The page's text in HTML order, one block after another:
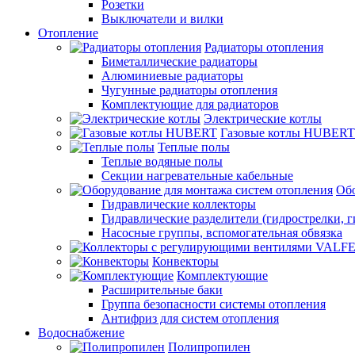
Розетки
Выключатели и вилки
Отопление
Радиаторы отопления
Биметаллические радиаторы
Алюминиевые радиаторы
Чугунные радиаторы отопления
Комплектующие для радиаторов
Электрические котлы
Газовые котлы HUBERT
Теплые полы
Теплые водяные полы
Секции нагревательные кабельные
Гидравлические коллекторы
Гидравлические разделители (гидрострелки,
Насосные группы, вспомогательная обвязка
Конвекторы
Комплектующие
Расширительные баки
Группа безопасности системы отопления
Антифриз для систем отопления
Водоснабжение
Полипропилен